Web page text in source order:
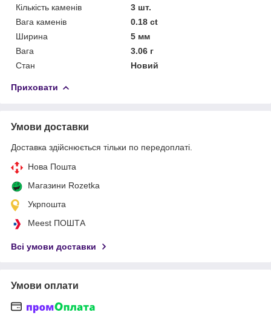
Кількість каменів
3 шт.
Вага каменів
0.18 ct
Ширина
5 мм
Вага
3.06 г
Стан
Новий
Приховати
Умови доставки
Доставка здійснюється тільки по передоплаті.
Нова Пошта
Магазини Rozetka
Укрпошта
Meest ПОШТА
Всі умови доставки
Умови оплати